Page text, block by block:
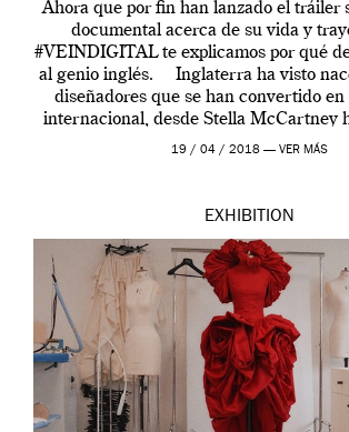
Ahora que por fin han lanzado el tráiler
documental acerca de su vida y
#VEINDIGITAL te explicamos por qué
al genio inglés. Inglaterra ha visto
diseñadores que se han convertido
internacional, desde Stella McCartney
Westwood pasando […]
19 / 04 / 2018 — VER MÁS
EXHIBITION